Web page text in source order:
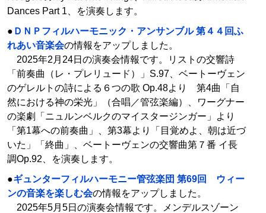
Dances Part 1、を演奏します。
● ＤＮＰフィルハーモニック・アンサンブル 第４４回ふ
れあい音楽会の情報をアップしました。
2025年2月24日の演奏会情報です。リストの交響詩
「前奏曲（レ・プレリュード）」S.97、ベートーヴェン
のゲレルトの詩による６つの歌 Op.48より 第4曲「自
然における神の栄光」（合唱／管弦楽編）、ワーグナー
の楽劇「ニュルンベルクのマイスタージンガー」より
「第1幕への前奏曲」、第3幕より「目覚めよ、朝は近づ
いた」「終曲」、ベートーヴェンの交響曲第７番 イ長
調Op.92、を演奏します。
●ギュンターフィルハーモニー管弦楽団 第69回 ウィー
ンの音楽を楽しむ会の情報をアップしました。
2025年5月5日の演奏会情報です。メンデルスゾーン